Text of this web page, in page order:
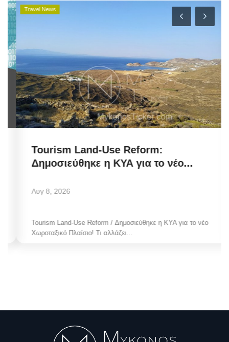
Travel News
Tourism Land-Use Reform:
Δημοσιεύθηκε η ΚΥΑ για το νέο...
Αυγ 8, 2026
Tourism Land-Use Reform / Δημοσιεύθηκε η ΚΥΑ για το νέο
Χωροταξικό Πλαίσιο! Τι αλλάζει...